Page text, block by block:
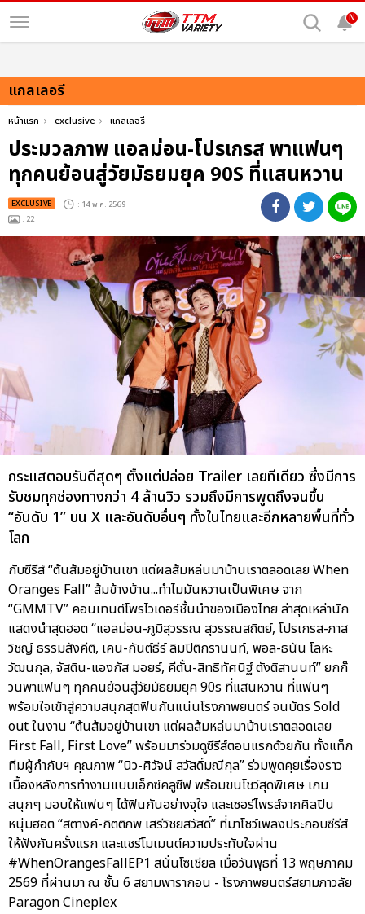
N
แกลเลอรี
หน้าแรก exclusive แกลเลอรี
ประมวลภาพ แอลม่อน-โปรเกรส พาแฟนๆ
ทุกคนย้อนสู่วัยมัธยมยุค 90S ที่แสนหวาน
EXCLUSIVE : 14 พ.ค. 2569
: 22
กระแสตอบรับดีสุดๆ ตั้งแต่ปล่อย Trailer เลยทีเดียว ซึ่งมีการ
รับชมทุกช่องทางกว่า 4 ล้านวิว รวมถึงมีการพูดถึงจนขึ้น
“อันดับ 1” บน X และอันดับอื่นๆ ทั้งในไทยและอีกหลายพื้นที่ทั่ว
โลก
กับซีรีส์ “ต้นส้มอยู่บ้านเขา แต่ผลส้มหล่นมาบ้านเราตลอดเลย When
Oranges Fall” ส้มข้างบ้าน...ทำไมมันหวานเป็นพิเศษ จาก
“GMMTV” คอนเทนต์โพรไวเดอร์ชั้นนำของเมืองไทย ล่าสุดเหล่านัก
แสดงนำสุดฮอต “แอลม่อน-ภูมิสุวรรณ สุวรรณสถิตย์, โปรเกรส-ภาส
วิชญ์ ธรรมสังคีติ, เคน-กันต์ธีร์ ลิมปิติกรานนท์, พอล-ธนัน โลหะ
วัฒนกุล, จัสติน-แองกัส มอยร์, คีตั้น-สิทธิทัศนิฐ์ ตังติสานนท์” ยกก๊
วนพาแฟนๆ ทุกคนย้อนสู่วัยมัธยมยุค 90s ที่แสนหวาน ที่แฟนๆ
พร้อมใจเข้าสู่ความสนุกสุดฟินกันแน่นโรงภาพยนตร์ จนบัตร Sold
out ในงาน “ต้นส้มอยู่บ้านเขา แต่ผลส้มหล่นมาบ้านเราตลอดเลย
First Fall, First Love” พร้อมมาร่วมดูซีรีส์ตอนแรกด้วยกัน ทั้งแท็ก
ทีมผู้กำกับฯ คุณภาพ “นิว-ศิวัจน์ สวัสดิ์มณีกุล” ร่วมพูดคุยเรื่องราว
เบื้องหลังการทำงานแบบเอ็กซ์คลูซีฟ พร้อมขนโชว์สุดพิเศษ เกม
สนุกๆ มอบให้แฟนๆ ได้ฟินกันอย่างจุใจ และเซอร์ไพรส์จากศิลปิน
หนุ่มฮอต “สตางค์-กิตติภพ เสรีวิชยสวัสดิ์” ที่มาโชว์เพลงประกอบซีรีส์
ให้ฟังกันครั้งแรก และแชร์โมเมนต์ความประทับใจผ่าน
#WhenOrangesFallEP1 สนั่นโซเชียล เมื่อวันพุธที่ 13 พฤษภาคม
2569 ที่ผ่านมา ณ ชั้น 6 สยามพารากอน - โรงภาพยนตร์สยามภาวลัย
Paragon Cineplex